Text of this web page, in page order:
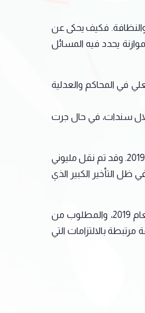
والنظافة. فكيف يحكى عن
يحدد فيه المسائل
في المحاكم والعدلية
توضع على 10 أو 20 سنة لإعادة الحقوق للناس من خلال سندات، في حال جرت
أضاف :"هناك اعتمادات أقرت في مجلس الوزراء منذ سنوات، تتعلق بالأمور الحياتية والبنية التحتية، من بينها وصلة العطشانة في المتن الشمالي المتوقفة منذ العام 2019. وقد تم نقل مليوني
التأخير الكبير الذي
وتابع :"بناء على ما تقدّم، انتبهوا يا جماعة. فصدقية الدولة اللبنانية على المحك. والمسألة ليست قوانين على الورق. فهناك أكثر من 14 قانون برنامج مؤجل منذ العام 2019، والمطلوب من
بالالتزامات التي